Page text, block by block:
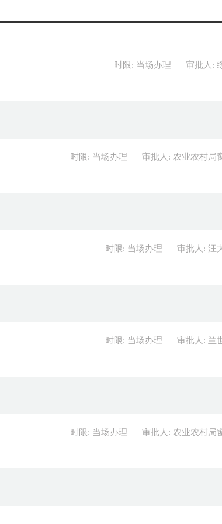
时限: 当场办理 审批人:
时限: 当场办理 审批人: 农业农村局
时限: 当场办理 审批人: 汪
时限: 当场办理 审批人: 兰
时限: 当场办理 审批人: 农业农村局